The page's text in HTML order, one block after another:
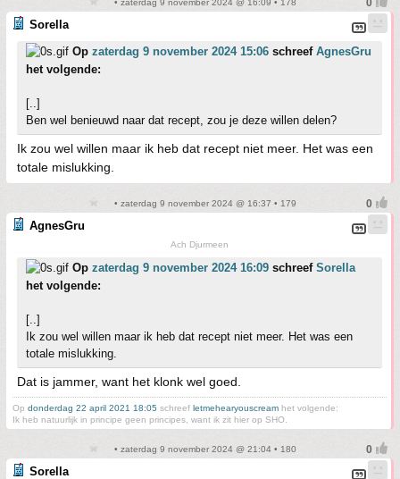
• zaterdag 9 november 2024 @ 16:09 • 178
Sorella
Op zaterdag 9 november 2024 15:06 schreef AgnesGru
het volgende:
[..]
Ben wel benieuwd naar dat recept, zou je deze willen delen?
Ik zou wel willen maar ik heb dat recept niet meer. Het was een
totale mislukking.
• zaterdag 9 november 2024 @ 16:37 • 179
AgnesGru
Ach Djurmeen
Op zaterdag 9 november 2024 16:09 schreef Sorella
het volgende:
[..]
Ik zou wel willen maar ik heb dat recept niet meer. Het was een
totale mislukking.
Dat is jammer, want het klonk wel goed.
Op donderdag 22 april 2021 18:05 schreef letmehearyouscream het volgende:
Ik heb natuurlijk in principe geen principes, want ik zit hier op SHO.
• zaterdag 9 november 2024 @ 21:04 • 180
Sorella